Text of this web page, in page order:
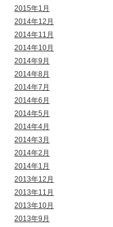
2015年1月
2014年12月
2014年11月
2014年10月
2014年9月
2014年8月
2014年7月
2014年6月
2014年5月
2014年4月
2014年3月
2014年2月
2014年1月
2013年12月
2013年11月
2013年10月
2013年9月